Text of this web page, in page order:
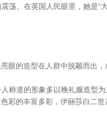
荡。在英国人民眼里，她是“
的造型在人群中脱颖而出，
称道的形象多以晚礼服造型
的丰富多彩，伊丽莎白二世